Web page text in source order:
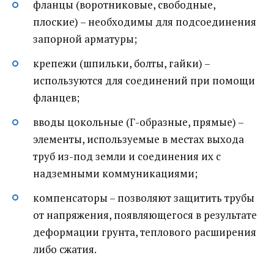
фланцы (воротниковые, свободные,
плоские) – необходимы для подсоединения
запорной арматуры;
крепежи (шпильки, болты, гайки) –
используются для соединений при помощи
фланцев;
вводы цокольные (Г-образные, прямые) –
элементы, используемые в местах выхода
труб из-под земли и соединения их с
надземными коммуникациями;
компенсаторы – позволяют защитить трубы
от напряжения, появляющегося в результате
деформации грунта, теплового расширения
либо сжатия.